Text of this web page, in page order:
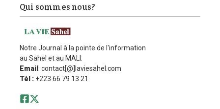
Qui sommes nous?
Notre Journal à la pointe de l'information
au Sahel et au MALI.
Email : contact[@]laviesahel.com
Tél : +223 66 79 13 21